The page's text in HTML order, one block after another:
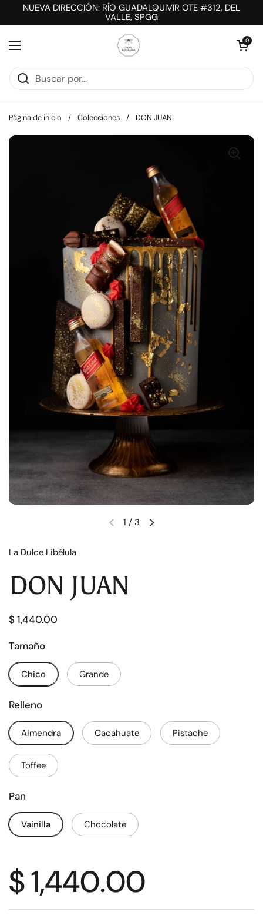
Ir al contenido
NUEVA DIRECCIÓN: RÍO GUADALQUIVIR OTE #312, DEL
VALLE, SPGG
Abrir menú
Abrir carrito
0
Página de inicio / Colecciones / DON JUAN
1 / 3
La Dulce Libélula
DON JUAN
$ 1,440.00
Tamaño
Chico Grande
Relleno
Almendra Cacahuate Pistache
Toffee
Pan
Vainilla Chocolate
$ 1,440.00